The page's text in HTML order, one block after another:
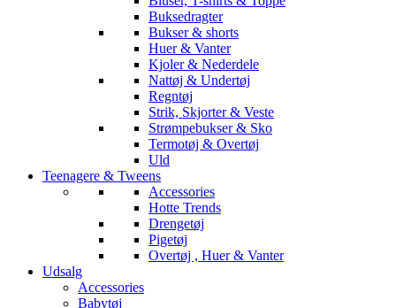
Buksedragter
Bukser & shorts
Huer & Vanter
Kjoler & Nederdele
Nattøj & Undertøj
Regntøj
Strik, Skjorter & Veste
Strømpebukser & Sko
Termotøj & Overtøj
Uld
Teenagere & Tweens
Accessories
Hotte Trends
Drengetøj
Pigetøj
Overtøj , Huer & Vanter
Udsalg
Accessories
Babytøj